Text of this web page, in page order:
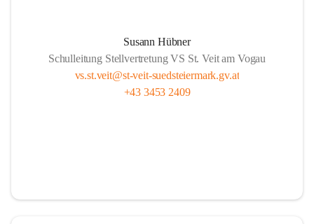
Susann Hübner
Schulleitung Stellvertretung VS St. Veit am Vogau
vs.st.veit@st-veit-suedsteiermark.gv.at
+43 3453 2409